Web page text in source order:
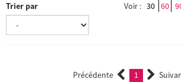
Trier par
Voir : 30 60
Précédente 1 (current)